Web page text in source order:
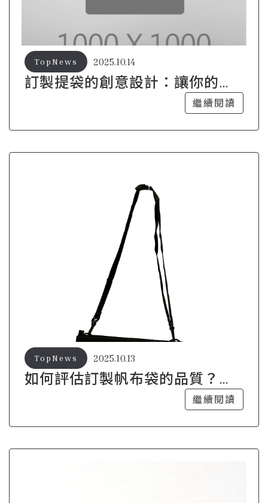
訂製提袋的創意設計：讓你的品
2025.10.14
TopNews
繼續閱讀
如何評估訂製帆布袋的品質？專
2025.10.13
TopNews
繼續閱讀